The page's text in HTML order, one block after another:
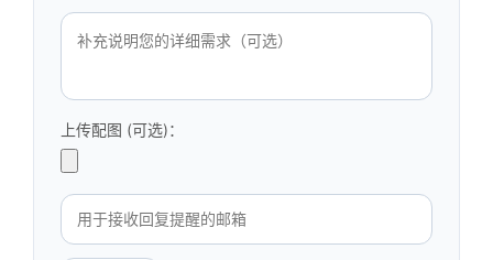
上传配图 (可选)：